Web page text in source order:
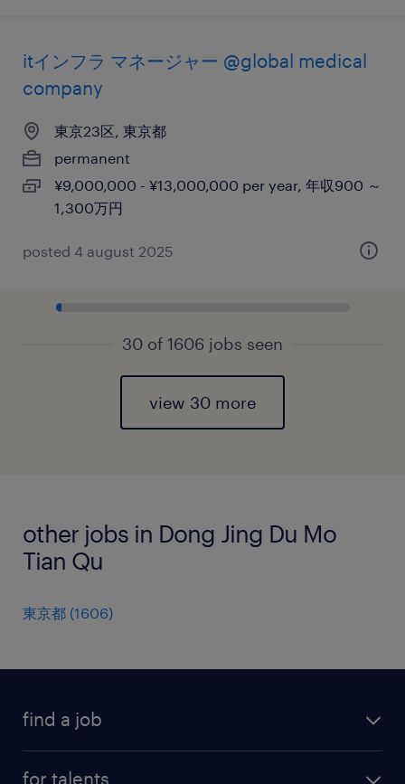
itインフラ マネージャー @global medical
company
東京23区, 東京都
permanent
¥9,000,000 - ¥13,000,000 per year, 年収900 ～
1,300万円
posted 4 august 2025
30 of 1606 jobs seen
view 30 more
other jobs in Dong Jing Du Mo
Tian Qu
東京都 (1606)
find a job
for talents